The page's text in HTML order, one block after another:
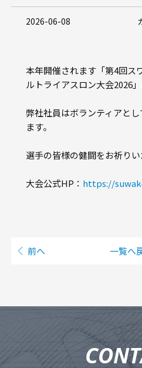
部門紹介
POLICY
2026-06-08
本年開催されます「第4回ス
ルトライアスロン大会2026
弊社社員はボランティアと
ます。
選手の皆様の健闘をお祈りい
大会公式HP： https://
前へ 一覧へ